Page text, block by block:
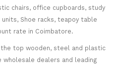
chairs, office cupboards, study
Shoe racks, teapoy table
rate in Coimbatore.
top wooden, steel and plastic
dealers and leading